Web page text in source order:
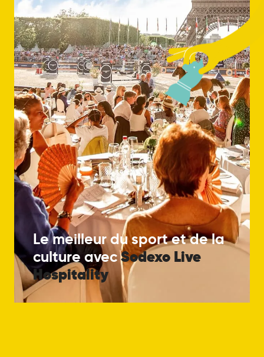
Le meilleur du sport et de la
culture avecSodexo Live
Hospitality